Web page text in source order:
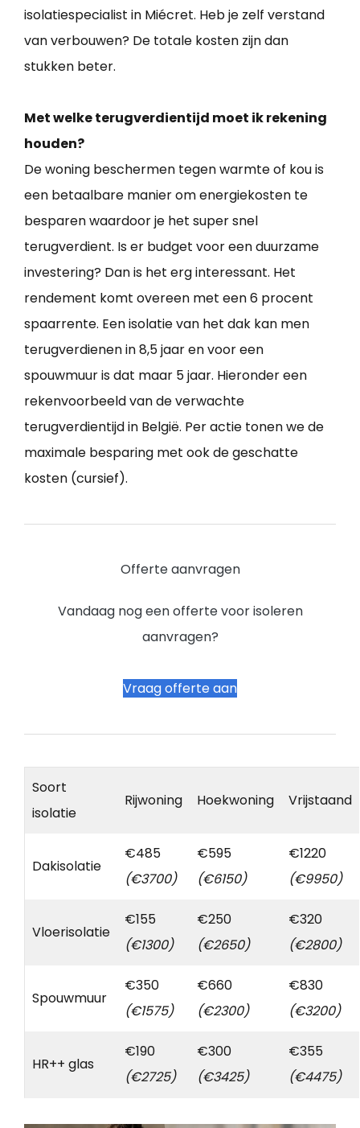
isolatiespecialist in Miécret. Heb je zelf verstand
van verbouwen? De totale kosten zijn dan
stukken beter.
Met welke terugverdientijd moet ik rekening
houden?
De woning beschermen tegen warmte of kou is
een betaalbare manier om energiekosten te
besparen waardoor je het super snel
terugverdient. Is er budget voor een duurzame
investering? Dan is het erg interessant. Het
rendement komt overeen met een 6 procent
spaarrente. Een isolatie van het dak kan men
terugverdienen in 8,5 jaar en voor een
spouwmuur is dat maar 5 jaar. Hieronder een
rekenvoorbeeld van de verwachte
terugverdientijd in België. Per actie tonen we de
maximale besparing met ook de geschatte
kosten (cursief).
Offerte aanvragen
Vandaag nog een offerte voor isoleren
aanvragen?
Vraag offerte aan
Soort
isolatie
Rijwoning Hoekwoning Vrijstaand
Dakisolatie
€485
(€3700)
€595
(€6150)
€1220
(€9950)
Vloerisolatie
€155
(€1300)
€250
(€2650)
€320
(€2800)
Spouwmuur
€350
(€1575)
€660
(€2300)
€830
(€3200)
HR++ glas
€190
(€2725)
€300
(€3425)
€355
(€4475)